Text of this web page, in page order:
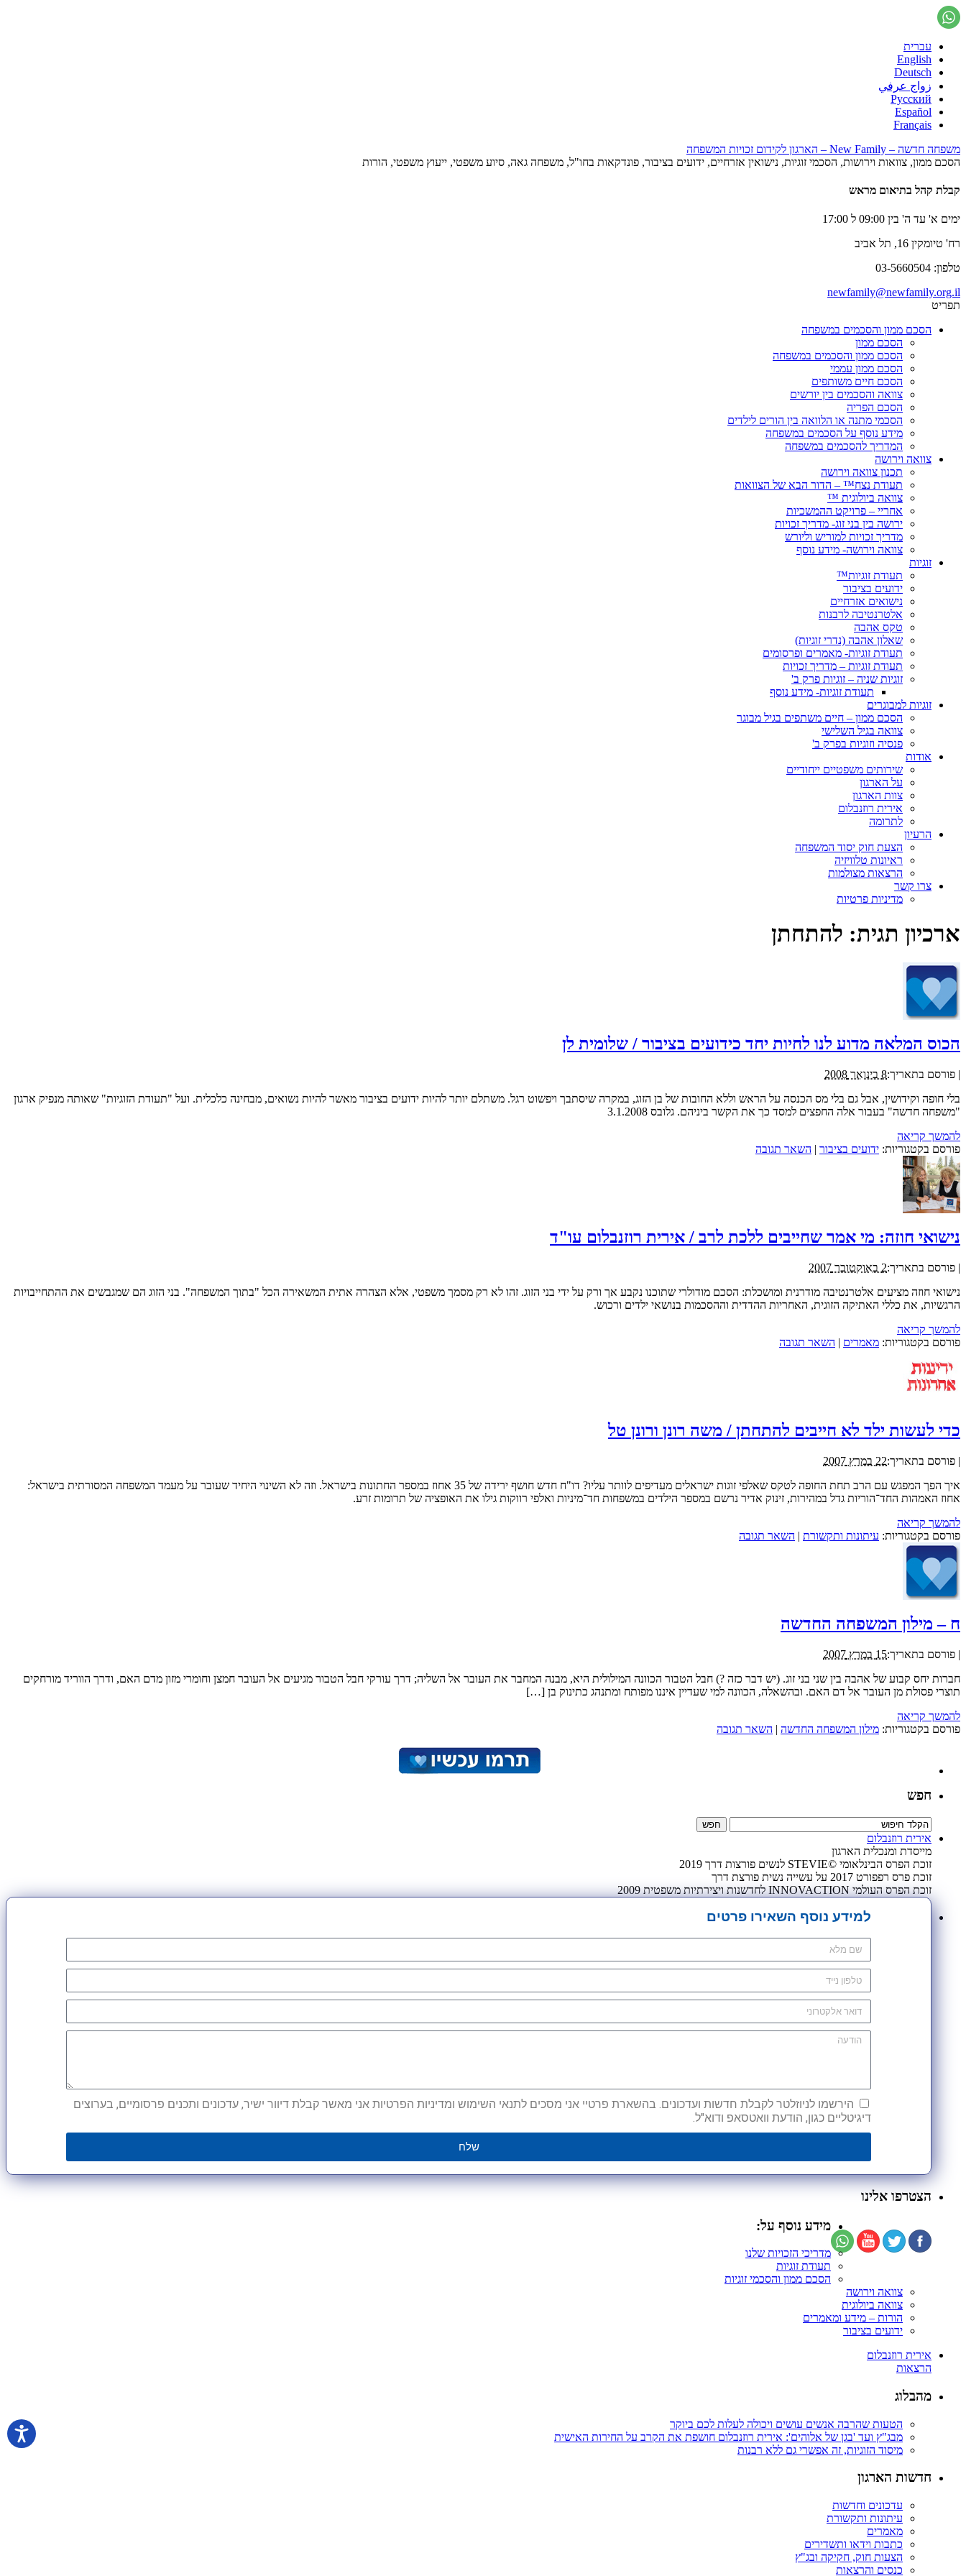
עברית
English
Deutsch
زواج عرفي
Русский
Español
Français
משפחה חדשה – New Family – הארגון לקידום זכויות המשפחה
הסכם ממון, צוואות וירושות, הסכמי זוגיות, נישואין אזרחיים, ידועים בציבור, פונדקאות בחו"ל, משפחה גאה, סיוע משפטי, ייעוץ משפטי, הורות
קבלת קהל בתיאום מראש
ימים א' עד ה' בין 09:00 ל 17:00
רח' טיומקין 16, תל אביב
טלפון: 03-5660504
newfamily@newfamily.org.il
תפריט
הסכם ממון והסכמים במשפחה
הסכם ממון
הסכם ממון והסכמים במשפחה
הסכם ממון עממי
הסכם חיים משותפים
צוואה והסכמים בין יורשים
הסכם הפריה
הסכמי מתנה או הלוואה בין הורים לילדים
מידע נוסף על הסכמים במשפחה
המדריך להסכמים במשפחה
צוואה וירושה
תכנון צוואה וירושה
תעודת נצח™ – הדור הבא של הצוואות
צוואה ביולוגית ™
אחריי – פרויקט ההמשכיות
ירושה בין בני זוג- מדריך זכויות
מדריך זכויות למוריש וליורש
צוואה וירושה- מידע נוסף
זוגיות
תעודת זוגיות™
ידועים בציבור
נישואים אזרחיים
אלטרנטיבה לרבנות
טקס אהבה
שאלון אהבה (נדרי זוגיות)
תעודת זוגיות- מאמרים ופרסומים
תעודת זוגיות – מדריך זכויות
זוגיות שניה – זוגיות פרק ב'
תעודת זוגיות- מידע נוסף
זוגיות למבוגרים
הסכם ממון – חיים משתפים בגיל מבוגר
צוואה בגיל השלישי
פנסיה וזוגיות בפרק ב'
אודות
שירותים משפטיים ייחודיים
על הארגון
צוות הארגון
אירית רוזנבלום
לתרומה
הרעיון
הצעת חוק יסוד המשפחה
ראיונות טלוויזיה
הרצאות מצולמות
צרו קשר
מדיניות פרטיות
ארכיון תגית: להתחתן
הכוס המלאה מדוע לנו לחיות יחד כידועים בציבור / שלומית לן
| פורסם בתאריך:8 בינואר 2008
בלי חופה וקידושין, אבל גם בלי מס הכנסה על הראש וללא החובות של בן הזוג, במקרה שיסתבך ויפשוט רגל. משתלם יותר להיות ידועים בציבור מאשר להיות נשואים, מבחינה כלכלית. ועל "תעודת הזוגיות" שאותה מנפיק ארגון
"משפחה חדשה" בעבור אלה החפצים למסד כך את הקשר ביניהם. גלובס 3.1.2008
להמשך קריאה
פורסם בקטגוריות: ידועים בציבור | השאר תגובה
נישואי חוזה: מי אמר שחייבים ללכת לרב / אירית רוזנבלום עו"ד
| פורסם בתאריך:2 באוקטובר 2007
נישואי חוזה מציעים אלטרנטיבה מודרנית ומושכלת: הסכם מודולרי שתוכנו נקבע אך ורק על ידי בני הזוג. זהו לא רק מסמך משפטי, אלא הצהרה אתית המשאירה הכל "בתוך המשפחה". בני הזוג הם שמגבשים את ההתחייבויות
הרגשיות, את כללי האתיקה הזוגית, האחריות ההדדית וההסכמות בנושאי ילדים ורכוש.
להמשך קריאה
פורסם בקטגוריות: מאמרים | השאר תגובה
כדי לעשות ילד לא חייבים להתחתן / משה רונן ורונן טל
| פורסם בתאריך:22 במרץ 2007
איך הפך המפגש עם הרב תחת החופה לטקס שאלפי זוגות ישראלים מעדיפים לוותר עליו? דו"ח חדש חושף ירידה של 35 אחוז במספר החתונות בישראל. וזה לא השינוי היחיד שעובר על מעמד המשפחה המסורתית בישראל:
אחוז האמהות החד־הוריות גדל במהירות, זינוק אדיר נרשם במספר הילדים במשפחות חד־מיניות ואלפי רווקות גילו את האופציה של תרומות זרע.
להמשך קריאה
פורסם בקטגוריות: עיתונות ותקשורת | השאר תגובה
ח – מילון המשפחה החדשה
| פורסם בתאריך:15 במרץ 2007
חברות יחס קבוע של אהבה בין שני בני זוג. (יש דבר כזה ?) חבל הטבור הכוונה המילולית היא, מבנה המחבר את העובר אל השליה; דרך עורקי חבל הטבור מגיעים אל העובר חמצן וחומרי מזון מדם האם, ודרך הווריד מורחקים
תוצרי פסולת מן העובר אל דם האם. ובהשאלה, הכוונה למי שעדיין איננו מפותח ומתנהג כתינוק בן […]
להמשך קריאה
פורסם בקטגוריות: מילון המשפחה החדשה | השאר תגובה
חפש
אירית רוזנבלום
מייסדת ומנכלית הארגון
זוכת הפרס הבינלאומי ©STEVIE לנשים פורצות דרך 2019
זוכת פרס רפפורט 2017 על עשייה נשית פורצת דרך
זוכת הפרס העולמי INNOVACTION לחדשנות ויצירתיות משפטית 2009
למידע נוסף השאירו פרטים
הירשמו לניוזלטר לקבלת חדשות ועדכונים. בהשארת פרטיי אני מסכים לתנאי השימוש ומדיניות הפרטיות אני מאשר קבלת דיוור ישיר, עדכונים ותכנים פרסומיים, בערוצים
דיגיטליים כגון, הודעת וואטסאפ ודוא"ל.
שלח
הצטרפו אלינו
מידע נוסף על:
מדריכי הזכויות שלנו
תעודת זוגיות
הסכם ממון והסכמי זוגיות
צוואה וירושה
צוואה ביולוגית
הורות – מידע ומאמרים
ידועים בציבור
אירית רוזנבלום
הרצאות
מהבלוג
הטעות שהרבה אנשים עושים ויכולה לעלות לכם ביוקר
מבג"ץ ועד 'בגן של אלוהים': אירית רוזנבלום חושפת את הקרב על החירות האישית
מיסוד הזוגיות, זה אפשרי גם ללא רבנות
חדשות הארגון
עדכונים וחדשות
עיתונות ותקשורת
מאמרים
כתבות וידאו ותשדירים
הצעות חוק, חקיקה ובג"ץ
כנסים והרצאות